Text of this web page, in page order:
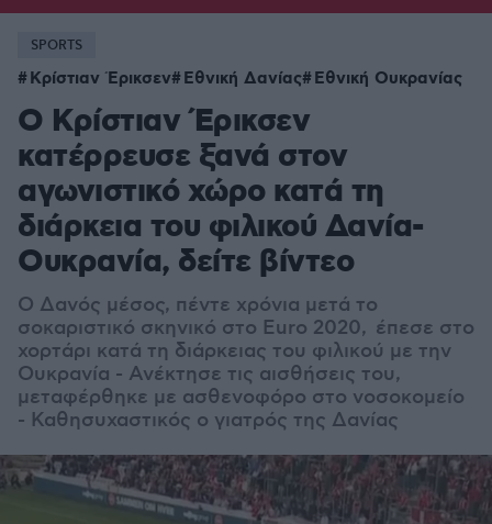
SPORTS
Κρίστιαν Έρικσεν Εθνική Δανίας Εθνική Ουκρανίας
Ο Κρίστιαν Έρικσεν
κατέρρευσε ξανά στον
αγωνιστικό χώρο κατά τη
διάρκεια του φιλικού Δανία-
Ουκρανία, δείτε βίντεο
Ο Δανός μέσος, πέντε χρόνια μετά το
σοκαριστικό σκηνικό στο Euro 2020, έπεσε στο
χορτάρι κατά τη διάρκειας του φιλικού με την
Ουκρανία - Ανέκτησε τις αισθήσεις του,
μεταφέρθηκε με ασθενοφόρο στο νοσοκομείο
- Καθησυχαστικός ο γιατρός της Δανίας